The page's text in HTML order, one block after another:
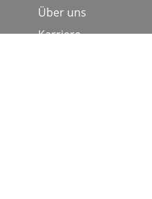
Über uns
Karriere